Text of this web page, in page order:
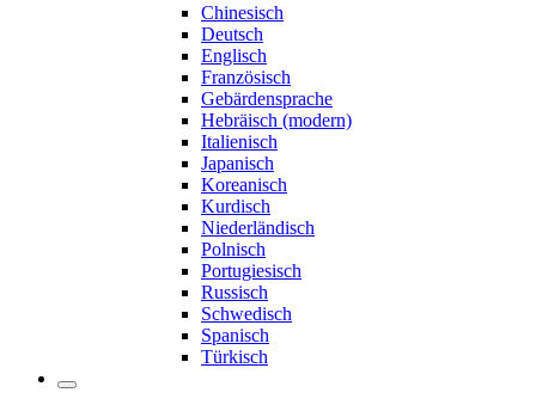
Chinesisch
Deutsch
Englisch
Französisch
Gebärdensprache
Hebräisch (modern)
Italienisch
Japanisch
Koreanisch
Kurdisch
Niederländisch
Polnisch
Portugiesisch
Russisch
Schwedisch
Spanisch
Türkisch